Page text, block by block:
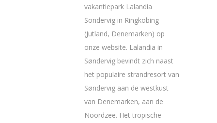
vakantiepark Lalandia
Sondervig in Ringkobing
(Jutland, Denemarken) op
onze website. Lalandia in
Søndervig bevindt zich naast
het populaire strandresort van
Søndervig aan de westkust
van Denemarken, aan de
Noordzee. Het tropische